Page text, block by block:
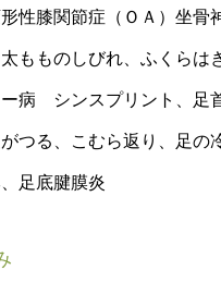
性膝関節症（ＯＡ）坐骨
もものしびれ、ふくらは
病 シンスプリント、足
つる、こむら返り、足の
足底腱膜炎